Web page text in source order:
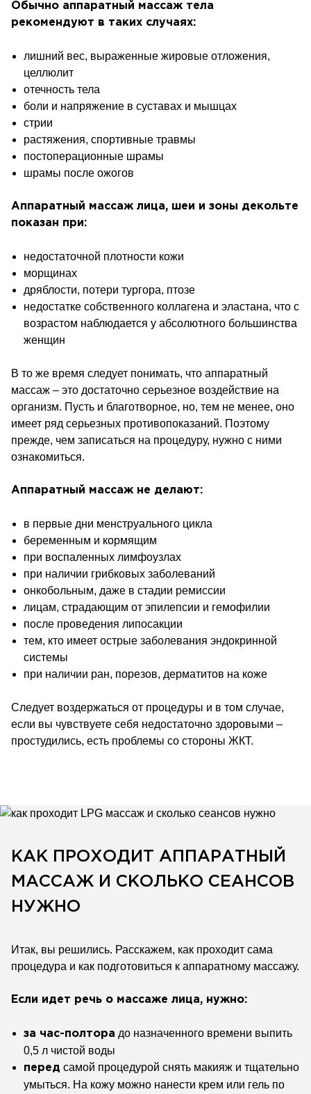
Обычно аппаратный массаж тела
рекомендуют в таких случаях:
лишний вес, выраженные жировые отложения,
целлюлит
отечность тела
боли и напряжение в суставах и мышцах
стрии
растяжения, спортивные травмы
постоперационные шрамы
шрамы после ожогов
Аппаратный массаж лица, шеи и зоны декольте
показан при:
недостаточной плотности кожи
морщинах
дряблости, потери тургора, птозе
недостатке собственного коллагена и эластана, что с
возрастом наблюдается у абсолютного большинства
женщин
В то же время следует понимать, что аппаратный
массаж – это достаточно серьезное воздействие на
организм. Пусть и благотворное, но, тем не менее, оно
имеет ряд серьезных противопоказаний. Поэтому
прежде, чем записаться на процедуру, нужно с ними
ознакомиться.
Аппаратный массаж не делают:
в первые дни менструального цикла
беременным и кормящим
при воспаленных лимфоузлах
при наличии грибковых заболеваний
онкобольным, даже в стадии ремиссии
лицам, страдающим от эпилепсии и гемофилии
после проведения липосакции
тем, кто имеет острые заболевания эндокринной
системы
при наличии ран, порезов, дерматитов на коже
Следует воздержаться от процедуры и в том случае,
если вы чувствуете себя недостаточно здоровыми –
простудились, есть проблемы со стороны ЖКТ.
КАК ПРОХОДИТ АППАРАТНЫЙ
МАССАЖ И СКОЛЬКО СЕАНСОВ
НУЖНО
Итак, вы решились. Расскажем, как проходит сама
процедура и как подготовиться к аппаратному массажу.
Если идет речь о массаже лица, нужно:
за час-полтора до назначенного времени выпить
0,5 л чистой воды
перед самой процедурой снять макияж и тщательно
умыться. На кожу можно нанести крем или гель по